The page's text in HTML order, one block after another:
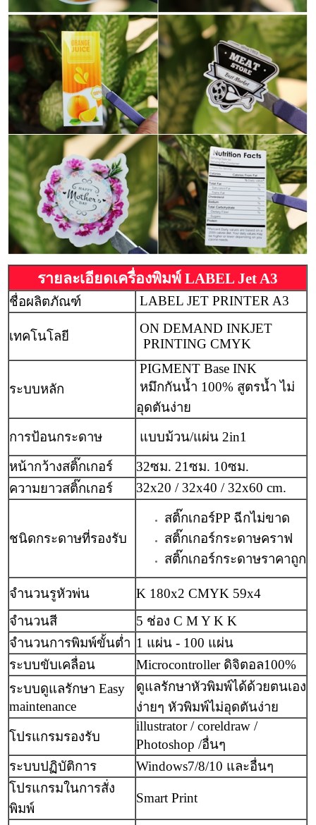
รายละเอียดเครื่องพิมพ์ LABEL Jet A3
ชื่อผลิตภัณฑ์ LABEL JET PRINTER A3
เทคโนโลยี
ON DEMAND INKJET
PRINTING CMYK
ระบบหลัก
PIGMENT Base INK
หมึกกันน้ำ 100% สูตรน้ำ ไม่
อุดตันง่าย
การป้อนกระดาษ
แบบม้วน/แผ่น 2in1
หน้ากว้างสติ๊กเกอร์
32ซม. 21ซม. 10ซม.
ความยาวสติ๊กเกอร์
32x20 / 32x40 / 32x60 cm.
ชนิดกระดาษที่รองรับ
สติ๊กเกอร์PP ฉีกไม่ขาด
สติ๊กเกอร์กระดาษคราฟ
สติ๊กเกอร์กระดาษราคาถูก
จำนวนรูหัวพ่น
K 180x2 CMYK 59x4
จำนวนสี
5 ช่อง C M Y K K
จำนวนการพิมพ์ขั้นต่ำ 1 แผ่น - 100 แผ่น
ระบบขับเคลื่อน
Microcontroller ดิจิตอล100%
ระบบดูแลรักษา Easy
maintenance
ดูแลรักษาหัวพิมพ์ได้ด้วยตนเอง
ง่ายๆ หัวพิมพ์ไม่อุดตันง่าย
โปรแกรมรองรับ
illustrator / coreldraw /
Photoshop /อื่นๆ
ระบบปฏิบัติการ
Windows7/8/10 และอื่นๆ
โปรแกรมในการสั่ง
พิมพ์
Smart Print